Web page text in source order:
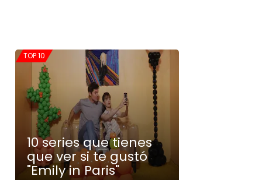
TOP 10
10 series que tienes
que ver si te gustó
"Emily in Paris"